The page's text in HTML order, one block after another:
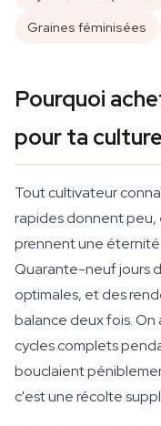
Graines féminisées
Pourquoi
pour ta culture
Tout cultivateur
rapides donnent
prennent une
Quarante-neuf jours
optimales, et des
balance deux fois. On
cycles complets
bouclaient
c'est une récolte